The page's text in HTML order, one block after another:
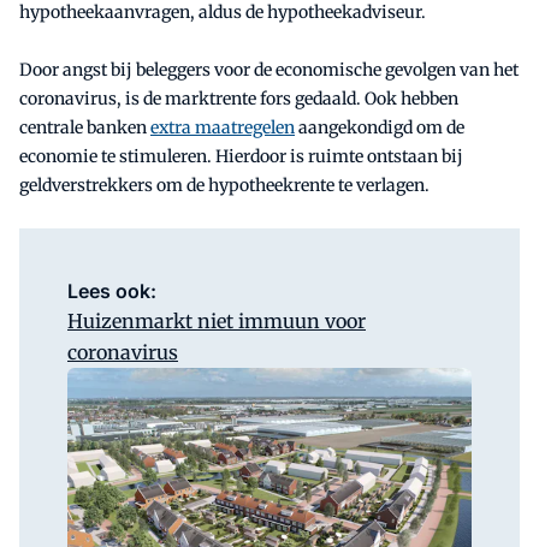
hypotheekaanvragen, aldus de hypotheekadviseur.
Door angst bij beleggers voor de economische gevolgen van het
coronavirus, is de marktrente fors gedaald. Ook hebben
centrale bankenextra maatregelenaangekondigd om de
economie te stimuleren. Hierdoor is ruimte ontstaan bij
geldverstrekkers om de hypotheekrente te verlagen.
Lees ook:
Huizenmarkt niet immuun voor
coronavirus